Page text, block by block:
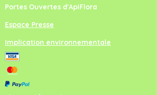
Portes Ouvertes d'ApiFlora
Espace Presse
Implication environnementale